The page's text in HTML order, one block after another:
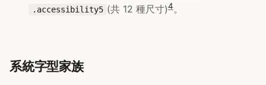
.accessibility5 (共 12 種尺寸)4。
系統字型家族